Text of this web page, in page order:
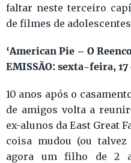
faltar neste terceiro
de filmes de
‘American Pie – O
EMISSÃO: sexta-feira,
10 anos após o
de amigos volta a
ex-alunos da East Great
coisa mudou (ou
agora um filho de 2